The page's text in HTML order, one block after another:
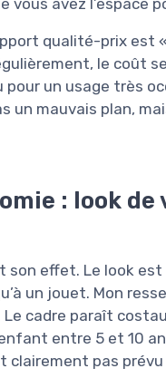
vous avez l’espace
qualité-prix est
le coût
pour un usage très
un mauvais plan,
: look
effet. Le look
un jouet. Mon
cadre paraît
entre 5 et 10
clairement pas